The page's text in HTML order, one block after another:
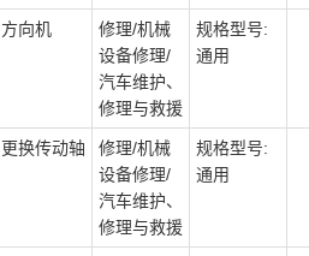
方向机
修理/机械
设备修理/
汽车维护、
修理与救援
规格型号:
通用
更换传动轴
修理/机械
设备修理/
汽车维护、
修理与救援
规格型号:
通用